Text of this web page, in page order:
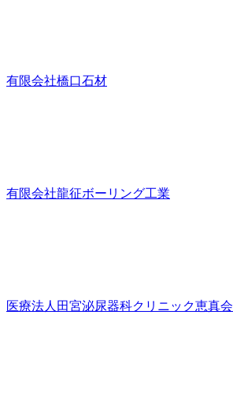
有限会社橋口石材
有限会社龍征ボーリング工業
医療法人田宮泌尿器科クリニック恵真会